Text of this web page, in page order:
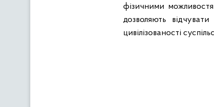
фізичними
дозволяють
цивілізованості